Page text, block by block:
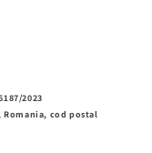
2023
Romania, cod postal